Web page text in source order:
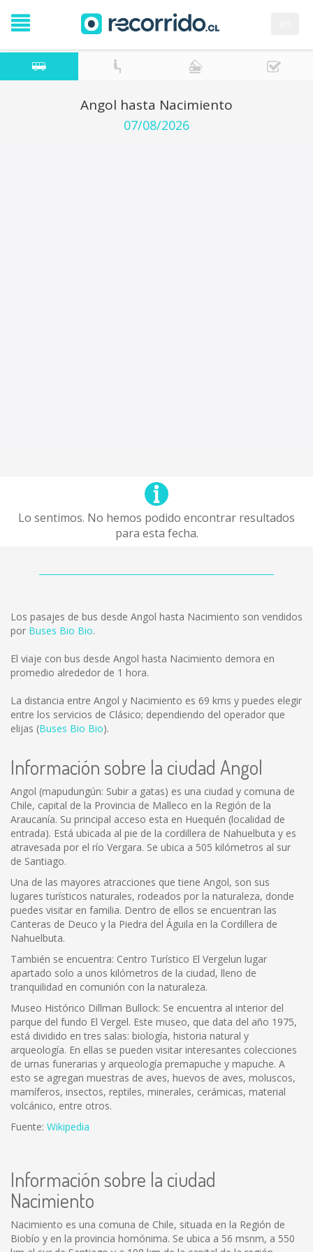
Angol hasta Nacimiento
07/08/2026
Lo sentimos. No hemos podido encontrar resultados
para esta fecha.
Los pasajes de bus desde Angol hasta Nacimiento son vendidos
por Buses Bio Bio.
El viaje con bus desde Angol hasta Nacimiento demora en
promedio alrededor de 1 hora.
La distancia entre Angol y Nacimiento es 69 kms y puedes elegir
entre los servicios de Clásico; dependiendo del operador que
elijas (Buses Bio Bio).
Información sobre la ciudad Angol
Angol (mapudungún: Subir a gatas) es una ciudad y comuna de
Chile, capital de la Provincia de Malleco en la Región de la
Araucanía. Su principal acceso esta en Huequén (localidad de
entrada). Está ubicada al pie de la cordillera de Nahuelbuta y es
atravesada por el río Vergara. Se ubica a 505 kilómetros al sur
de Santiago.
Una de las mayores atracciones que tiene Angol, son sus
lugares turísticos naturales, rodeados por la naturaleza, donde
puedes visitar en familia. Dentro de ellos se encuentran las
Canteras de Deuco y la Piedra del Águila en la Cordillera de
Nahuelbuta.
También se encuentra: Centro Turístico El Vergelun lugar
apartado solo a unos kilómetros de la ciudad, lleno de
tranquilidad en comunión con la naturaleza.
Museo Histórico Dillman Bullock: Se encuentra al interior del
parque del fundo El Vergel. Este museo, que data del año 1975,
está dividido en tres salas: biología, historia natural y
arqueología. En ellas se pueden visitar interesantes colecciones
de urnas funerarias y arqueología premapuche y mapuche. A
esto se agregan muestras de aves, huevos de aves, moluscos,
mamíferos, insectos, reptiles, minerales, cerámicas, material
volcánico, entre otros.
Fuente: Wikipedia
Información sobre la ciudad
Nacimiento
Nacimiento es una comuna de Chile, situada en la Región de
Biobío y en la provincia homónima. Se ubica a 56 msnm, a 550